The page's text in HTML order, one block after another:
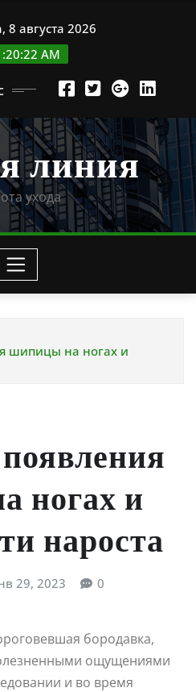
8 августа 2026
AM
линия
ухода
шипицы на ногах и
ногах и
нароста
29, 2023 0
бородавка,
ощущениями
и во время